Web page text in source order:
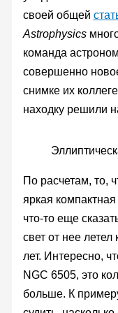
своей общей
Astrophysics
команда
совершенно
снимке их
находку решили
По расчетам, то,
яркая компактная
что-то еще
свет от нее
лет. Интересно,
NGC 6505, это
больше. К